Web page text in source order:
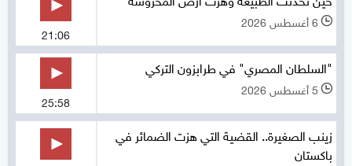
l 6 أغسطس 2026
21:06
"السلطان المصري" في طرابزون التركي
l 5 أغسطس 2026
25:58
زينب الصغيرة.. القضية التي هزت الضمائر في
باكستان